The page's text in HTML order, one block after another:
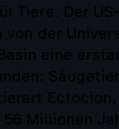
Tiere. Der
von der
eine
Ectocion,
Millionen